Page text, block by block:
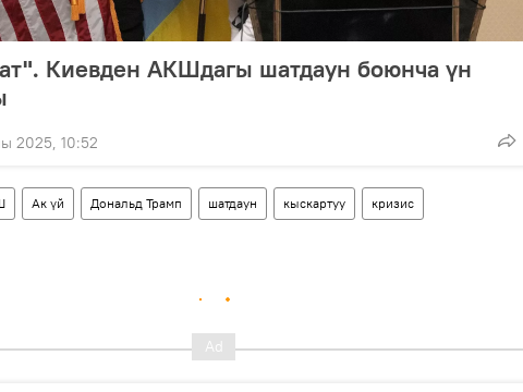
Киевден АКШдагы шатдаун боюнча үн
2025, 10:52
Ак үй Дональд Трамп шатдаун кыскартуу кризис